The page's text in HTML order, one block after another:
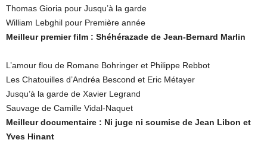
Thomas Gioria pour Jusqu’à la garde
William Lebghil pour Première année
Meilleur premier film : Shéhérazade de Jean-Bernard Marlin
L’amour flou de Romane Bohringer et Philippe Rebbot
Les Chatouilles d’Andréa Bescond et Eric Métayer
Jusqu’à la garde de Xavier Legrand
Sauvage de Camille Vidal-Naquet
Meilleur documentaire : Ni juge ni soumise de Jean Libon et
Yves Hinant